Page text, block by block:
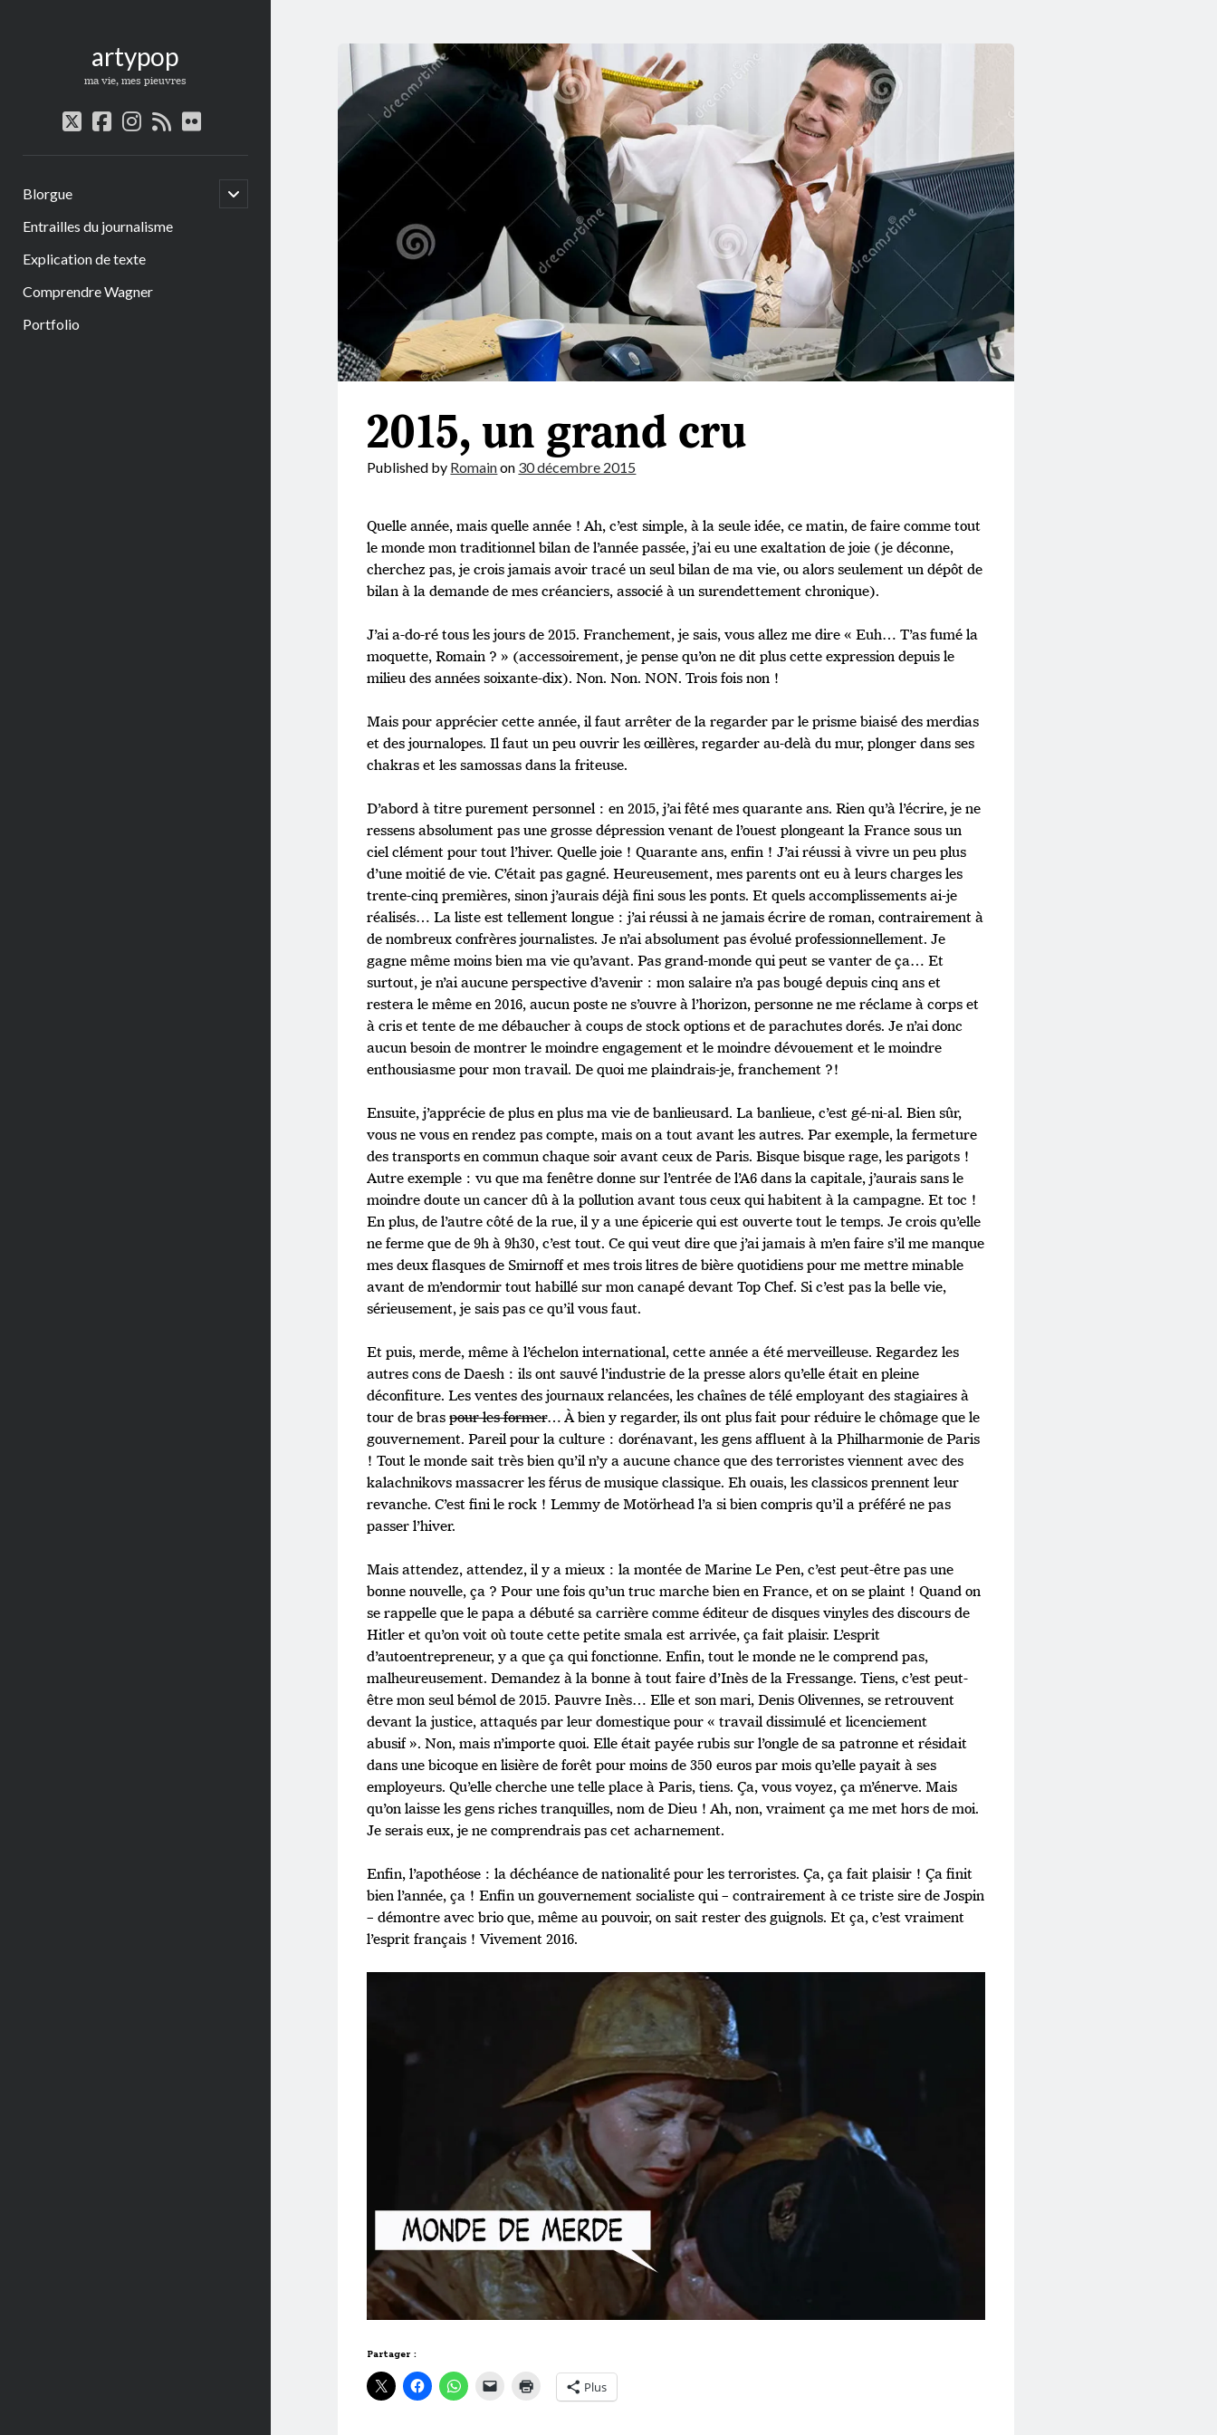
artypop
ma vie, mes pieuvres
twitterfacebook
instagram
rssflickr
Blorgue
open
child
Entrailles du journalisme
Explication de texte
Comprendre Wagner
Portfolio
2015, un grand cru
Published by Romainon 30 décembre 2015
Quelle année, mais quelle année ! Ah, c’est simple, à la seule idée, ce matin, de faire comme tout
le monde mon traditionnel bilan de l’année passée, j’ai eu une exaltation de joie (je déconne,
cherchez pas, je crois jamais avoir tracé un seul bilan de ma vie, ou alors seulement un dépôt de
bilan à la demande de mes créanciers, associé à un surendettement chronique).
J’ai a-do-ré tous les jours de 2015. Franchement, je sais, vous allez me dire « Euh… T’as fumé la
moquette, Romain ? » (accessoirement, je pense qu’on ne dit plus cette expression depuis le
milieu des années soixante-dix). Non. Non. NON. Trois fois non !
Mais pour apprécier cette année, il faut arrêter de la regarder par le prisme biaisé des merdias
et des journalopes. Il faut un peu ouvrir les œillères, regarder au-delà du mur, plonger dans ses
chakras et les samossas dans la friteuse.
D’abord à titre purement personnel : en 2015, j’ai fêté mes quarante ans. Rien qu’à l’écrire, je ne
ressens absolument pas une grosse dépression venant de l’ouest plongeant la France sous un
ciel clément pour tout l’hiver. Quelle joie ! Quarante ans, enfin ! J’ai réussi à vivre un peu plus
d’une moitié de vie. C’était pas gagné. Heureusement, mes parents ont eu à leurs charges les
trente-cinq premières, sinon j’aurais déjà fini sous les ponts. Et quels accomplissements ai-je
réalisés… La liste est tellement longue : j’ai réussi à ne jamais écrire de roman, contrairement à
de nombreux confrères journalistes. Je n’ai absolument pas évolué professionnellement. Je
gagne même moins bien ma vie qu’avant. Pas grand-monde qui peut se vanter de ça… Et
surtout, je n’ai aucune perspective d’avenir : mon salaire n’a pas bougé depuis cinq ans et
restera le même en 2016, aucun poste ne s’ouvre à l’horizon, personne ne me réclame à corps et
à cris et tente de me débaucher à coups de stock options et de parachutes dorés. Je n’ai donc
aucun besoin de montrer le moindre engagement et le moindre dévouement et le moindre
enthousiasme pour mon travail. De quoi me plaindrais-je, franchement ?!
Ensuite, j’apprécie de plus en plus ma vie de banlieusard. La banlieue, c’est gé-ni-al. Bien sûr,
vous ne vous en rendez pas compte, mais on a tout avant les autres. Par exemple, la fermeture
des transports en commun chaque soir avant ceux de Paris. Bisque bisque rage, les parigots !
Autre exemple : vu que ma fenêtre donne sur l’entrée de l’A6 dans la capitale, j’aurais sans le
moindre doute un cancer dû à la pollution avant tous ceux qui habitent à la campagne. Et toc !
En plus, de l’autre côté de la rue, il y a une épicerie qui est ouverte tout le temps. Je crois qu’elle
ne ferme que de 9h à 9h30, c’est tout. Ce qui veut dire que j’ai jamais à m’en faire s’il me manque
mes deux flasques de Smirnoff et mes trois litres de bière quotidiens pour me mettre minable
avant de m’endormir tout habillé sur mon canapé devant Top Chef. Si c’est pas la belle vie,
sérieusement, je sais pas ce qu’il vous faut.
Et puis, merde, même à l’échelon international, cette année a été merveilleuse. Regardez les
autres cons de Daesh : ils ont sauvé l’industrie de la presse alors qu’elle était en pleine
déconfiture. Les ventes des journaux relancées, les chaînes de télé employant des stagiaires à
tour de braspour les former… À bien y regarder, ils ont plus fait pour réduire le chômage que le
gouvernement. Pareil pour la culture : dorénavant, les gens affluent à la Philharmonie de Paris
! Tout le monde sait très bien qu’il n’y a aucune chance que des terroristes viennent avec des
kalachnikovs massacrer les férus de musique classique. Eh ouais, les classicos prennent leur
revanche. C’est fini le rock ! Lemmy de Motörhead l’a si bien compris qu’il a préféré ne pas
passer l’hiver.
Mais attendez, attendez, il y a mieux : la montée de Marine Le Pen, c’est peut-être pas une
bonne nouvelle, ça ? Pour une fois qu’un truc marche bien en France, et on se plaint ! Quand on
se rappelle que le papa a débuté sa carrière comme éditeur de disques vinyles des discours de
Hitler et qu’on voit où toute cette petite smala est arrivée, ça fait plaisir. L’esprit
d’autoentrepreneur, y a que ça qui fonctionne. Enfin, tout le monde ne le comprend pas,
malheureusement. Demandez à la bonne à tout faire d’Inès de la Fressange. Tiens, c’est peut-
être mon seul bémol de 2015. Pauvre Inès… Elle et son mari, Denis Olivennes, se retrouvent
devant la justice, attaqués par leur domestique pour « travail dissimulé et licenciement
abusif ». Non, mais n’importe quoi. Elle était payée rubis sur l’ongle de sa patronne et résidait
dans une bicoque en lisière de forêt pour moins de 350 euros par mois qu’elle payait à ses
employeurs. Qu’elle cherche une telle place à Paris, tiens. Ça, vous voyez, ça m’énerve. Mais
qu’on laisse les gens riches tranquilles, nom de Dieu ! Ah, non, vraiment ça me met hors de moi.
Je serais eux, je ne comprendrais pas cet acharnement.
Enfin, l’apothéose : la déchéance de nationalité pour les terroristes. Ça, ça fait plaisir ! Ça finit
bien l’année, ça ! Enfin un gouvernement socialiste qui – contrairement à ce triste sire de Jospin
– démontre avec brio que, même au pouvoir, on sait rester des guignols. Et ça, c’est vraiment
l’esprit français ! Vivement 2016.
Partager :
Plus